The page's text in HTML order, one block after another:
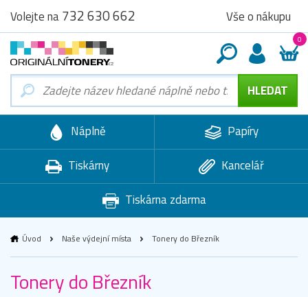
Volejte na732 630 662 Vše o nákupu
0
Náplně
Papíry
Tiskárny
Kancelář
Tiskárna zdarma
Úvod Naše výdejní místa Tonery do Březník
Tonery do Březník